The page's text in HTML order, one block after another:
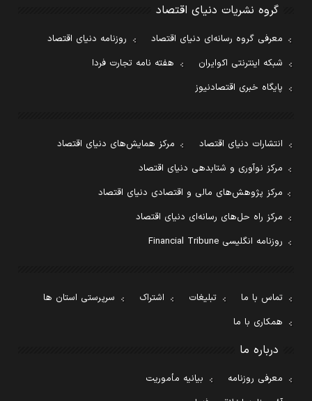
گروه نشریات دنیای اقتصاد
معرفی گروه رسانه‌ای دنیای اقتصاد
روزنامه دنیای اقتصاد
شبکه اینترنتی اکوایران
هفته نامه تجارت فردا
پایگاه خبری اقتصادنیوز
انتشارات دنیای اقتصاد
مرکز همایش‌های دنیای اقتصاد
مرکز نوآوری و شتابدهی دنیای اقتصاد
مرکز پژوهش‌های مالی و اقتصادی دنیای اقتصاد
مرکز راه حل‌های رسانه‌ای دنیای اقتصاد
روزنامه انگلیسی Financial Tribune
تماس با ما تبلیغات اشتراک
سرپرستی استان ها
همکاری با ما
درباره ما
معرفی روزنامه
بیانیه مأموریت